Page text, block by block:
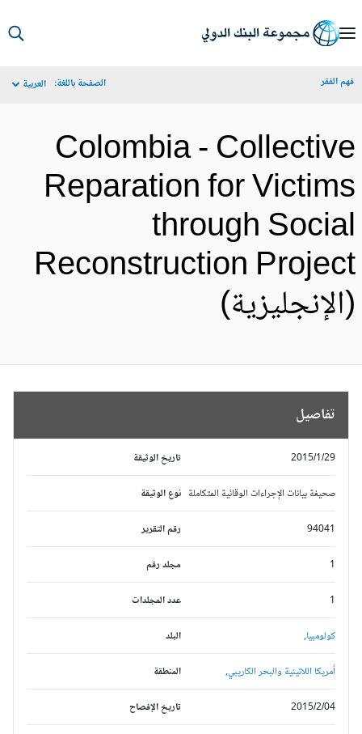
الفقر الصفحة باللغة: العربية
Colombia -
Reparation for
through
Reconstruction
تفاصيل
تاريخ الوثيقة 2015/1/29
نوع الوثيقة صحيفة بيانات الإجراءات الوقائية المتكاملة
رقم التقرير 94041
مجلد رقم
عدد المجلدات
البلد كولومبيا,
المنطقة أمريكا اللاتينية والبحر الكاريبي,
تاريخ الإفصاح 2015/2/04